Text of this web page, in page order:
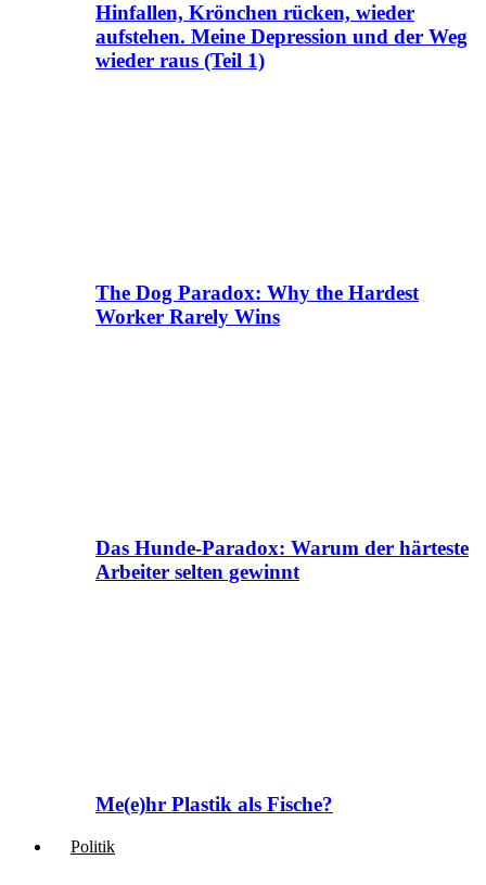
Hinfallen, Krönchen rücken, wieder
aufstehen. Meine Depression und der Weg
wieder raus (Teil 1)
The Dog Paradox: Why the Hardest
Worker Rarely Wins
Das Hunde-Paradox: Warum der härteste
Arbeiter selten gewinnt
Me(e)hr Plastik als Fische?
Politik